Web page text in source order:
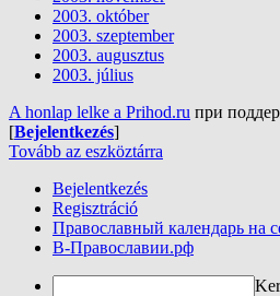
2003. október
2003. szeptember
2003. augusztus
2003. július
A honlap lelke a Prihod.ru при
[Bejelentkezés]
Tovább az eszköztárra
Bejelentkezés
Regisztráció
Православный календарь на
В-Православии.рф